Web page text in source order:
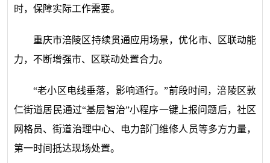
时，保障实际工作需要。
重庆市涪陵区持续贯通应用场景，优化市、区联动能
力，不断增强市、区联动处置合力。
“老小区电线垂落，影响通行。”前段时间，涪陵区敦
仁街道居民通过“基层智治”小程序一键上报问题后，社区
网格员、街道治理中心、电力部门维修人员等多方力量，
第一时间抵达现场处置。